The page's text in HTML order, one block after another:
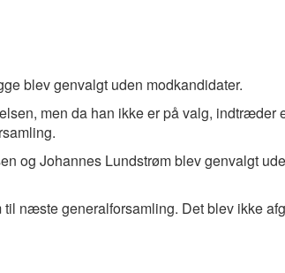
blev genvalgt uden modkandidater.
men da han ikke er på valg, indtræder
og Johannes Lundstrøm blev genvalgt
næste generalforsamling. Det blev ikke